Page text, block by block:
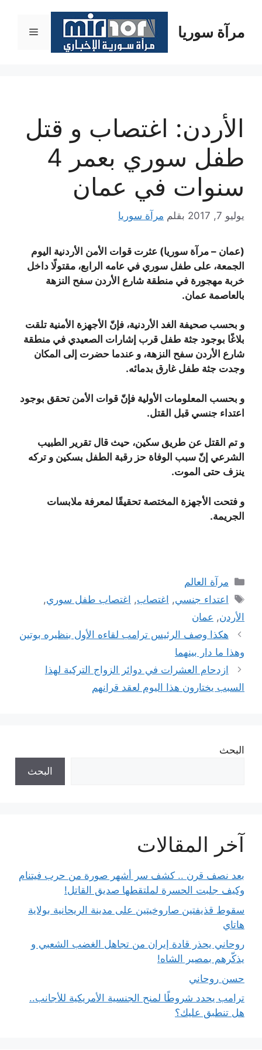
المحتوىمرآة سوريا القائمة
الأردن: اغتصاب و قتل
طفل سوري بعمر 4
سنوات في عمان
يوليو 7, 2017 بقلم مرآة سوريا
(عمان – مرآة سوريا) عثرت قوات الأمن الأردنية اليوم
الجمعة، على طفل سوري في عامه الرابع، مقتولًا داخل
خربة مهجورة في منطقة شارع الأردن سفح النزهة
بالعاصمة عمان.
و بحسب صحيفة الغد الأردنية، فإنّ الأجهزة الأمنية تلقت
بلاغًا بوجود جثة طفل قرب إشارات الصعيدي في منطقة
شارع الأردن سفح النزهة، و عندما حضرت إلى المكان
وجدت جثة طفل غارق بدمائه.
و بحسب المعلومات الأولية فإنّ قوات الأمن تحقق بوجود
اعتداء جنسي قبل القتل.
و تم القتل عن طريق سكين، حيث قال تقرير الطبيب
الشرعي إنّ سبب الوفاة حز رقبة الطفل بسكين و تركه
ينزف حتى الموت.
و فتحت الأجهزة المختصة تحقيقًا لمعرفة ملابسات
الجريمة.
التصنيفات
مرآة العالم
الوسوم
اعتداء جنسي, اغتصاب, اغتصاب طفل سوري,
الأردن, عمان
هكذا وصف الرئيس ترامب لقاءه الأول بنظيره بوتين
وهذا ما دار بينهما
ازدحام العشرات في دوائر الزواج التركية لهذا
السبب يختارون هذا اليوم لعقد قرانهم
البحث
البحث
آخر المقالات
بعد نصف قرن .. كشف سر أشهر صورة من حرب فيتنام
وكيف جلبت الحسرة لملتقطها صديق القاتل!
سقوط قذيفتين صاروخيتين على مدينة الريحانية بولاية
هاتاي
روحاني يحذر قادة إيران من تجاهل الغضب الشعبي و
يذكّرهم بمصير الشاه!
حسن روحاني
ترامب يحدد شروطًا لمنح الجنسية الأمريكية للأجانب..
هل تنطبق عليك؟